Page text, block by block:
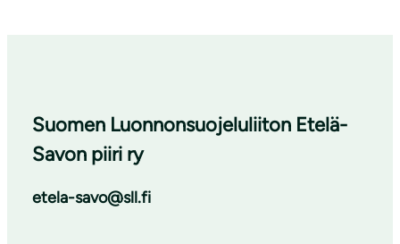
Suomen Luonnonsuojeluliiton Etelä-
Savon piiri ry
etela-savo@sll.fi